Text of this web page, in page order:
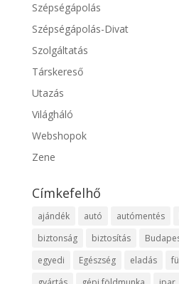
Szépségápolás
Szépségápolás-Divat
Szolgáltatás
Társkereső
Utazás
Világháló
Webshopok
Zene
Címkefelhő
ajándék autó autómentés
biztonság
biztosítás
egyedi
Egészség eladás